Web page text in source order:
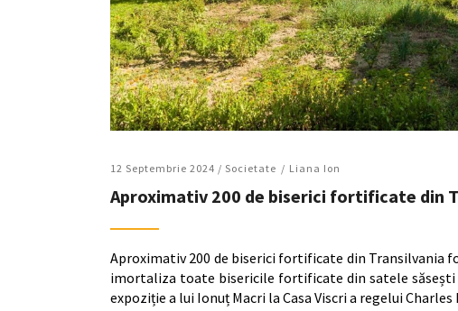
12 Septembrie 2024 / Societate Liana Ion
Aproximativ 200 de biserici fortificate din
Aproximativ 200 de biserici fortificate din Transilvania
imortaliza toate bisericile fortificate din satele
expoziție a lui Ionuț Macri la Casa Viscri a regelui Charles